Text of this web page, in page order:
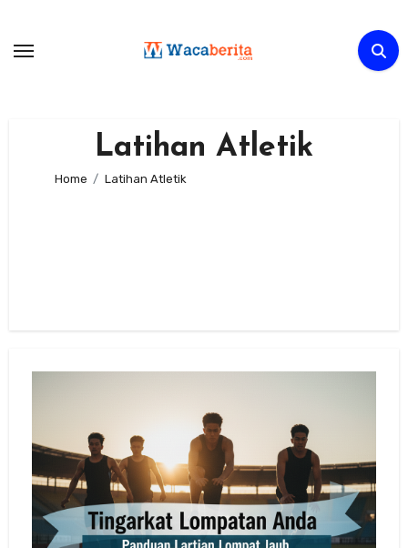
content
Latihan Atletik
Home Latihan Atletik